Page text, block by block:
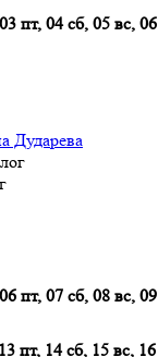
пт, 04 сб, 05 вс, 06
Дударева
пт, 07 сб, 08 вс, 09
пт, 14 сб, 15 вс, 16